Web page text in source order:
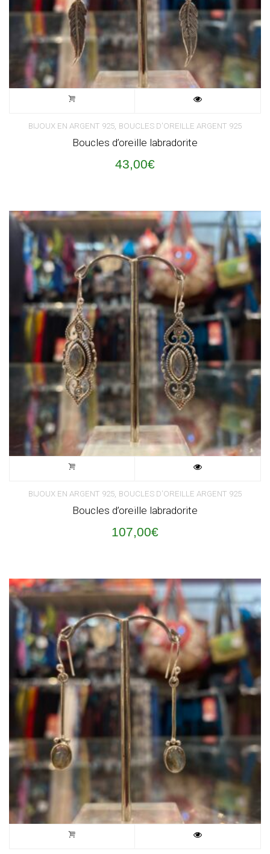
BIJOUX EN ARGENT 925, BOUCLES D'OREILLE ARGENT 925
Boucles d’oreille labradorite
43,00€
BIJOUX EN ARGENT 925, BOUCLES D'OREILLE ARGENT 925
Boucles d’oreille labradorite
107,00€